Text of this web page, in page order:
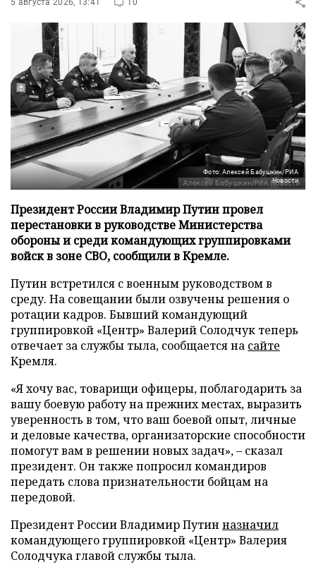
5 августа 2026, 13:41 10
Фото: Алексей Бабушкин/РИА
Новости
Президент России Владимир Путин провел
перестановки в руководстве Министерства
обороны и среди командующих группировками
войск в зоне СВО, сообщили в Кремле.
Путин встретился с военным руководством в
среду. На совещании были озвучены решения о
ротации кадров. Бывший командующий
группировкой «Центр» Валерий Солодчук теперь
отвечает за службы тыла, сообщается на сайте
Кремля.
«Я хочу вас, товарищи офицеры, поблагодарить за
вашу боевую работу на прежних местах, выразить
уверенность в том, что ваш боевой опыт, личные
и деловые качества, организаторские способности
помогут вам в решении новых задач», – сказал
президент. Он также попросил командиров
передать слова признательности бойцам на
передовой.
Президент России Владимир Путин назначил
командующего группировкой «Центр» Валерия
Солодчука главой службы тыла.